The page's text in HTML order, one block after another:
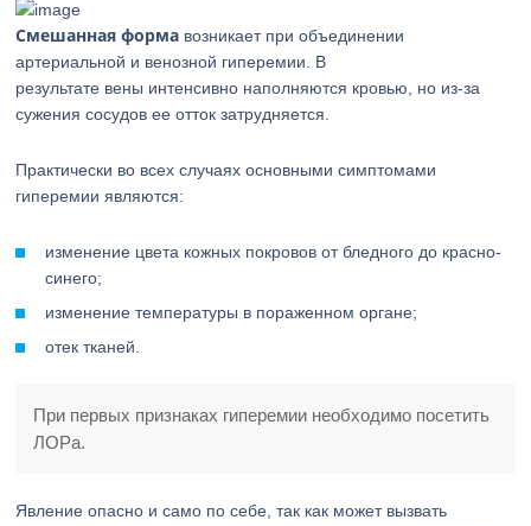
Смешанная форма возникает при объединении
артериальной и венозной гиперемии. В
результате вены интенсивно наполняются кровью, но из-за
сужения сосудов ее отток затрудняется.
Практически во всех случаях основными симптомами
гиперемии являются:
изменение цвета кожных покровов от бледного до красно-
синего;
изменение температуры в пораженном органе;
отек тканей.
При первых признаках гиперемии необходимо посетить
ЛОРа.
Явление опасно и само по себе, так как может вызвать